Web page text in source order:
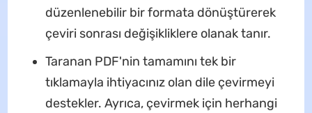
düzenlenebilir bir formata dönüştürerek
çeviri sonrası değişikliklere olanak tanır.
Taranan PDF'nin tamamını tek bir
tıklamayla ihtiyacınız olan dile çevirmeyi
destekler. Ayrıca, çevirmek için herhangi